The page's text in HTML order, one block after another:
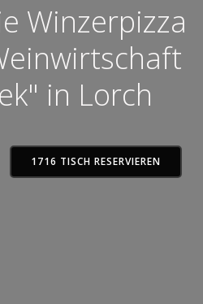
Winzerpizza
in Lorch
1716 TISCH RESERVIEREN